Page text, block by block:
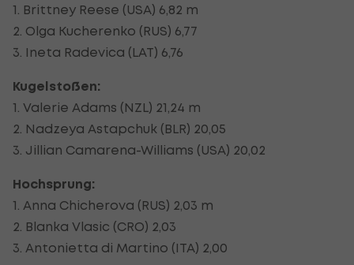
1. Brittney Reese (USA) 6,82 m
2. Olga Kucherenko (RUS) 6,77
3. Ineta Radevica (LAT) 6,76
Kugelstoßen:
1. Valerie Adams (NZL) 21,24 m
2. Nadzeya Astapchuk (BLR) 20,05
3. Jillian Camarena-Williams (USA) 20,02
Hochsprung:
1. Anna Chicherova (RUS) 2,03 m
2. Blanka Vlasic (CRO) 2,03
3. Antonietta di Martino (ITA) 2,00